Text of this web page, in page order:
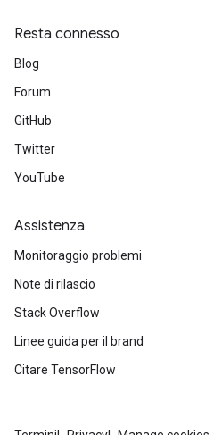
Resta connesso
Blog
Forum
GitHub
Twitter
YouTube
Assistenza
Monitoraggio problemi
Note di rilascio
Stack Overflow
Linee guida per il brand
Citare TensorFlow